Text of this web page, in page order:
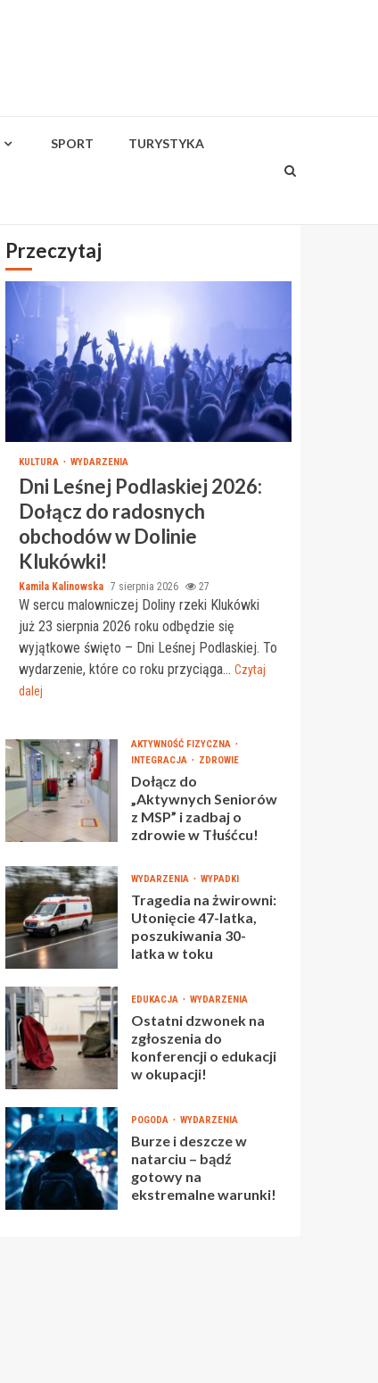
SPORT TURYSTYKA
Przeczytaj
KULTURA WYDARZENIA
Dni Leśnej Podlaskiej 2026:
Dołącz do radosnych
obchodów w Dolinie
Klukówki!
Kamila Kalinowska 7 sierpnia 2026 27
W sercu malowniczej Doliny rzeki Klukówki
już 23 sierpnia 2026 roku odbędzie się
wyjątkowe święto – Dni Leśnej Podlaskiej. To
wydarzenie, które co roku przyciąga... Czytaj
dalej
AKTYWNOŚĆ FIZYCZNA
INTEGRACJA
ZDROWIE
Dołącz do
„Aktywnych Seniorów
z MSP” i zadbaj o
zdrowie w Tłuśćcu!
WYDARZENIA WYPADKI
Tragedia na żwirowni:
Utonięcie 47-latka,
poszukiwania 30-
latka w toku
EDUKACJA WYDARZENIA
Ostatni dzwonek na
zgłoszenia do
konferencji o edukacji
w okupacji!
POGODA WYDARZENIA
Burze i deszcze w
natarciu – bądź
gotowy na
ekstremalne warunki!